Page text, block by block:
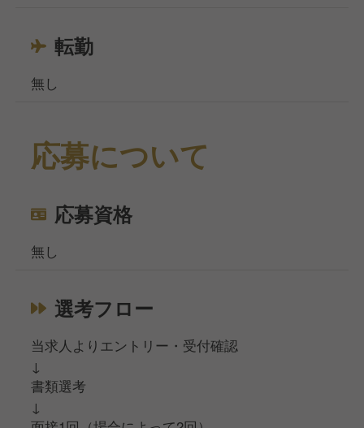
転勤
無し
応募について
応募資格
無し
選考フロー
当求人よりエントリー・受付確認
↓
書類選考
↓